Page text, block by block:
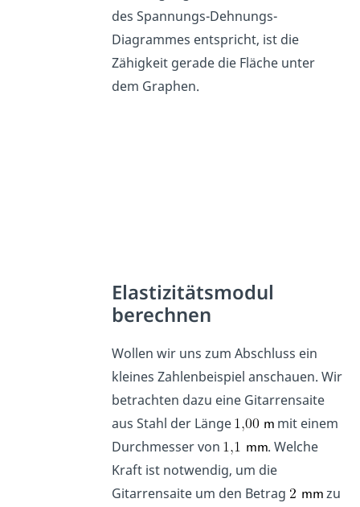
des Spannungs-Dehnungs-
Diagrammes entspricht, ist die
Zähigkeit gerade die Fläche unter
dem Graphen.
Elastizitätsmodul
berechnen
Wollen wir uns zum Abschluss ein
kleines Zahlenbeispiel anschauen. Wir
betrachten dazu eine Gitarrensaite
aus Stahl der Länge
mit einem
Durchmesser von
. Welche
Kraft ist notwendig, um die
Gitarrensaite um den Betrag
zu